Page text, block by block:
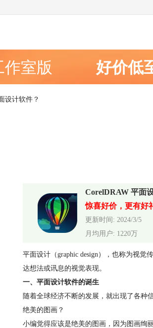
作室版 好价低
设计软件？
CorelDRAW 平面
惊喜好价，更有好
更新时间: 2024/3/5
月均用户: 1220万
平面设计（graphic design），也称为视
达想法或讯息的视觉表现。
一、平面设计软件的诞生
随着全球经济不断的发展，就出现了各种
绝美的图画？
小编觉得应该是绝美的图画，因为图画绚